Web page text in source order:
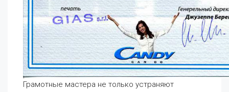
Грамотные мастера не только устраняют